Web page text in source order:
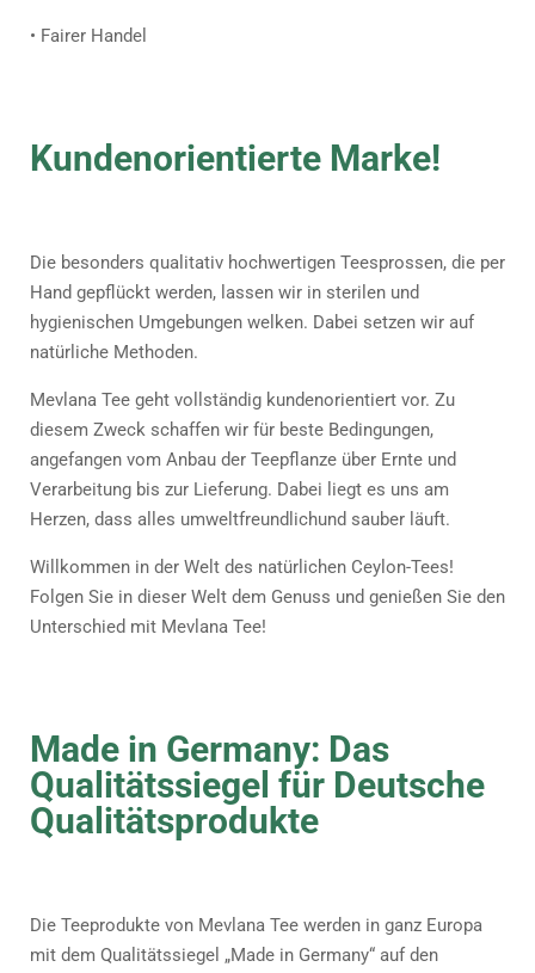
• Fairer Handel
Kundenorientierte Marke!
Die besonders qualitativ hochwertigen Teesprossen, die per
Hand gepflückt werden, lassen wir in sterilen und
hygienischen Umgebungen welken. Dabei setzen wir auf
natürliche Methoden.
Mevlana Tee geht vollständig kundenorientiert vor. Zu
diesem Zweck schaffen wir für beste Bedingungen,
angefangen vom Anbau der Teepflanze über Ernte und
Verarbeitung bis zur Lieferung. Dabei liegt es uns am
Herzen, dass alles umweltfreundlichund sauber läuft.
Willkommen in der Welt des natürlichen Ceylon-Tees!
Folgen Sie in dieser Welt dem Genuss und genießen Sie den
Unterschied mit Mevlana Tee!
Made in Germany: Das
Qualitätssiegel für Deutsche
Qualitätsprodukte
Die Teeprodukte von Mevlana Tee werden in ganz Europa
mit dem Qualitätssiegel „Made in Germany“ auf den